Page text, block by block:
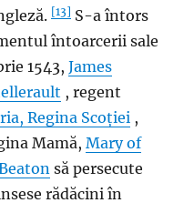
[13] S-a întors
întoarcerii sale
1543,James
, regent
Regina Scoției ,
Mamă,Mary of
să persecute
rădăcini în